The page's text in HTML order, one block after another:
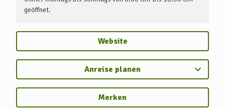
geöffnet.
Website
Anreise planen
Merken